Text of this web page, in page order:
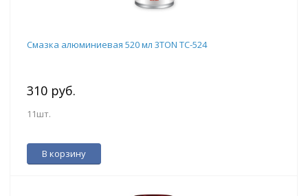
Смазка алюминиевая 520 мл 3TON ТС-524
310 руб.
11шт.
В корзину